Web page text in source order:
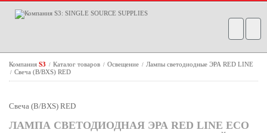
Компания S3 / Каталог товаров / Освещение / Лампы светодиодные ЭРА RED LINE
/ Свеча (B/BXS) RED
Свеча (B/BXS) RED
ЛАМПА СВЕТОДИОДНАЯ ЭРА RED LINE ECO